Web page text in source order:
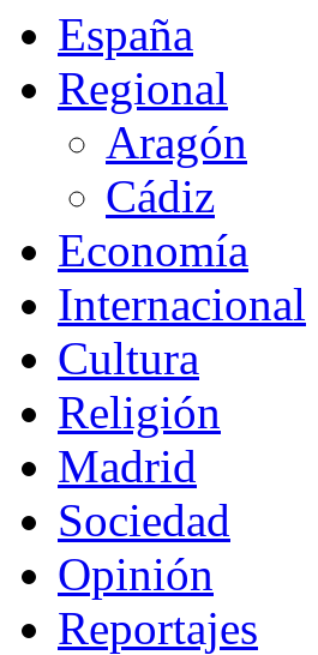
España
Regional
Aragón
Cádiz
Economía
Internacional
Cultura
Religión
Madrid
Sociedad
Opinión
Reportajes